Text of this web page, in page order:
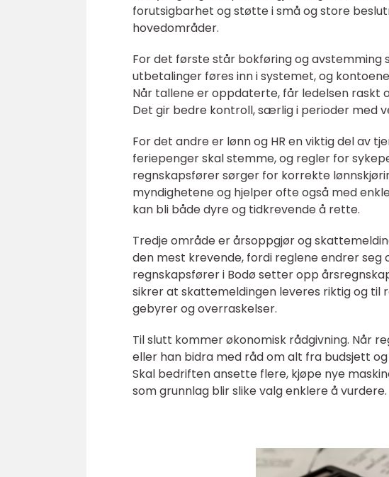
forutsigbarhet og støtte i små og store
hovedområder.
For det første står bokføring og avstemming
utbetalinger føres inn i systemet, og
Når tallene er oppdaterte, får ledelsen raskt
Det gir bedre kontroll, særlig i perioder med
For det andre er lønn og HR en viktig del av
feriepenger skal stemme, og regler for
regnskapsfører sørger for korrekte
myndighetene og hjelper ofte også med
kan bli både dyre og tidkrevende å rette.
Tredje område er årsoppgjør og
den mest krevende, fordi reglene endrer
regnskapsfører i Bodø setter opp
sikrer at skattemeldingen leveres riktig og til
gebyrer og overraskelser.
Til slutt kommer økonomisk rådgivning. Når
eller han bidra med råd om alt fra budsjett
Skal bedriften ansette flere, kjøpe nye
som grunnlag blir slike valg enklere å vurdere.